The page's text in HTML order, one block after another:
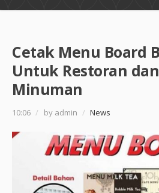
Cetak Menu Board
Untuk Restoran
Minuman
10:06 / by admin / News